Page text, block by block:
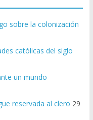
sobre la colonización
católicas del siglo
un mundo
reservada al clero 29